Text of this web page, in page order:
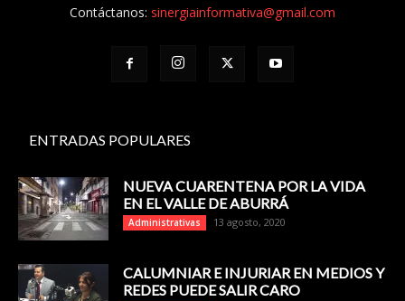
Contáctanos: sinergiainformativa@gmail.com
ENTRADAS POPULARES
NUEVA CUARENTENA POR LA VIDA
EN EL VALLE DE ABURRÁ
Administrativas 13 agosto, 2020
CALUMNIAR E INJURIAR EN MEDIOS Y
REDES PUEDE SALIR CARO